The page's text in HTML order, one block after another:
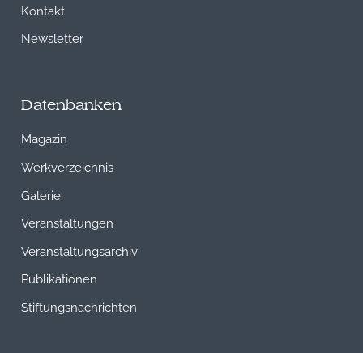
Kontakt
Newsletter
Datenbanken
Magazin
Werkverzeichnis
Galerie
Veranstaltungen
Veranstaltungsarchiv
Publikationen
Stiftungsnachrichten